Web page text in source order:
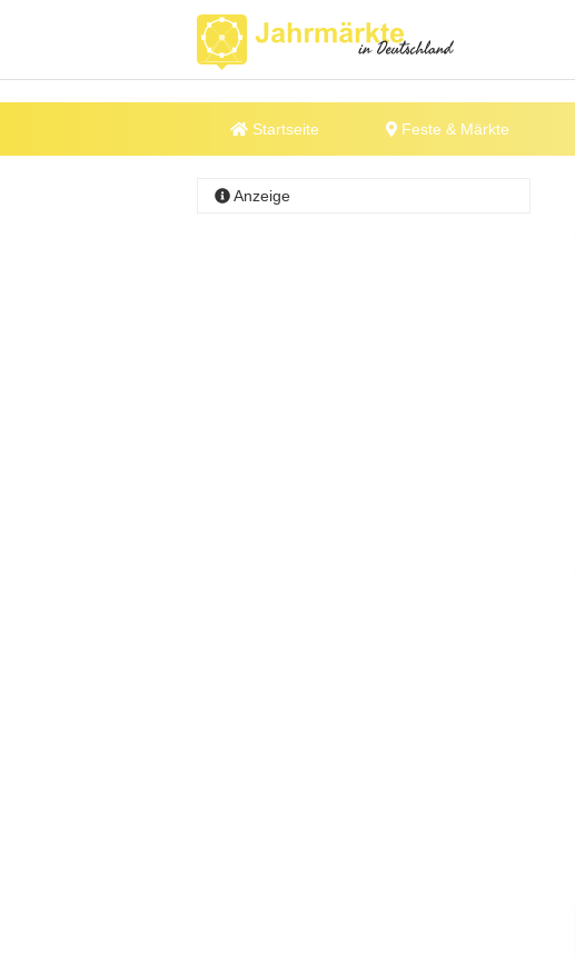
Startseite Feste & Märkte
Anzeige